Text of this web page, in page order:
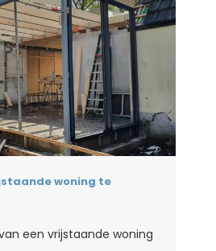
woning te
een vrijstaande woning